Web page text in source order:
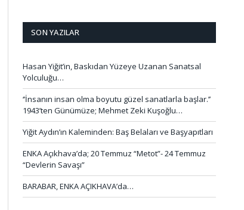
SON YAZILAR
Hasan Yiğit’in, Baskıdan Yüzeye Uzanan Sanatsal
Yolculuğu…
‘’İnsanın insan olma boyutu güzel sanatlarla başlar.’’
1943’ten Günümüze; Mehmet Zeki Kuşoğlu…
Yiğit Aydın’ın Kaleminden: Baş Belaları ve Başyapıtları
ENKA Açıkhava’da; 20 Temmuz “Metot”- 24 Temmuz
“Devlerin Savaşı”
BARABAR, ENKA AÇIKHAVA’da…